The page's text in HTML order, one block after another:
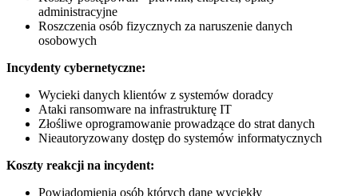
administracyjne
Roszczenia osób fizycznych za naruszenie danych
osobowych
Incydenty cybernetyczne:
Wycieki danych klientów z systemów doradcy
Ataki ransomware na infrastrukturę IT
Złośliwe oprogramowanie prowadzące do strat danych
Nieautoryzowany dostęp do systemów informatycznych
Koszty reakcji na incydent:
Powiadomienia osób których dane wyciekły